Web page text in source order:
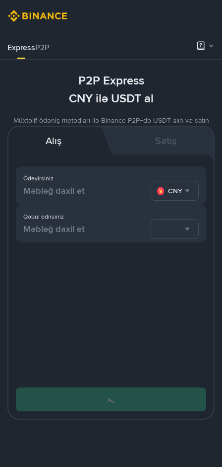
ExpressP2P
P2P Express
CNY ilə USDT al
Müxtəlif ödəniş metodları ilə Binance P2P-də USDT alın və satın
Alış Satış
Ödəyirsiniz
CNY
Qəbul edirsiniz